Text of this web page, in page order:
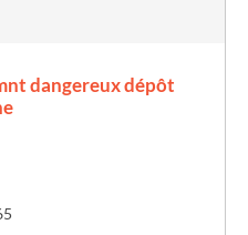
dangereux dépôt